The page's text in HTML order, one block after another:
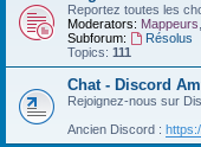
Reportez toutes les
Moderators: Mappeurs
Subforum:
Résolus
Topics: 111
Chat - Discord
Rejoignez-nous sur
Ancien Discord :